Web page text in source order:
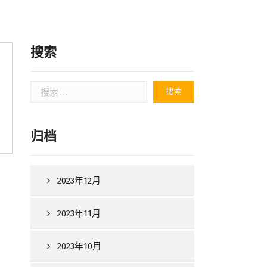
搜索
索：
归档
2023年12月
2023年11月
2023年10月